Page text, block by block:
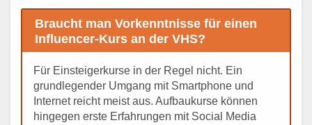
Braucht man Vorkenntnisse für einen
Influencer-Kurs an der VHS?
Für Einsteigerkurse in der Regel nicht. Ein
grundlegender Umgang mit Smartphone und
Internet reicht meist aus. Aufbaukurse können
hingegen erste Erfahrungen mit Social Media